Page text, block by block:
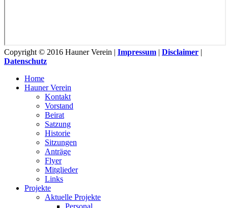
Copyright © 2016 Hauner Verein | Impressum | Disclaimer |
Datenschutz
Home
Hauner Verein
Kontakt
Vorstand
Beirat
Satzung
Historie
Sitzungen
Anträge
Flyer
Mitglieder
Links
Projekte
Aktuelle Projekte
Personal